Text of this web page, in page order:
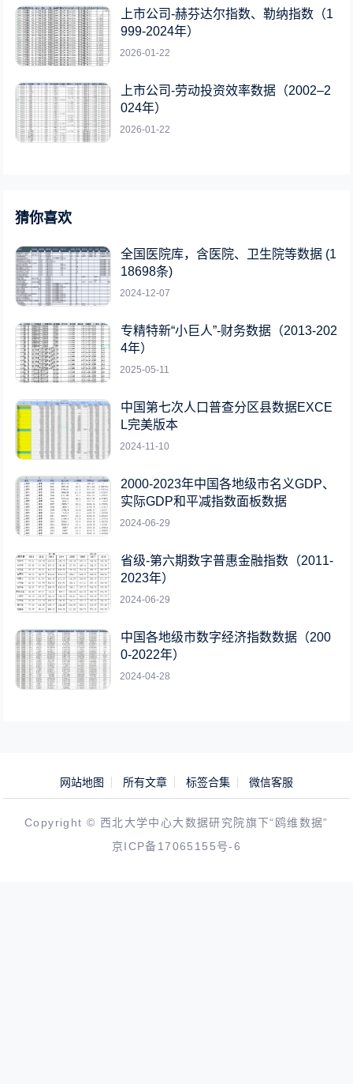
上市公司-赫芬达尔指数、勒纳指数（1
999-2024年）
2026-01-22
上市公司-劳动投资效率数据（2002–2
024年）
2026-01-22
猜你喜欢
全国医院库，含医院、卫生院等数据 (1
18698条)
2024-12-07
专精特新“小巨人”-财务数据（2013-202
4年）
2025-05-11
中国第七次人口普查分区县数据EXCE
L完美版本
2024-11-10
2000-2023年中国各地级市名义GDP、
实际GDP和平减指数面板数据
2024-06-29
省级-第六期数字普惠金融指数（2011-
2023年）
2024-06-29
中国各地级市数字经济指数数据（200
0-2022年）
2024-04-28
网站地图 所有文章 标签合集 微信客服
Copyright © 西北大学中心大数据研究院旗下“鸥维数据”
京ICP备17065155号-6